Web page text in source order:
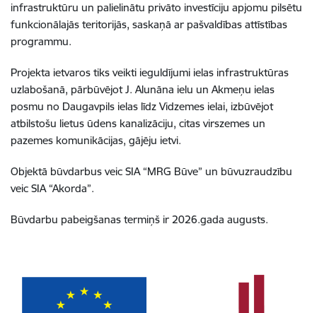
infrastruktūru un palielinātu privāto investīciju apjomu pilsētu
funkcionālajās teritorijās, saskaņā ar pašvaldības attīstības
programmu.
Projekta ietvaros tiks veikti ieguldījumi ielas infrastruktūras
uzlabošanā, pārbūvējot J. Alunāna ielu un Akmeņu ielas
posmu no Daugavpils ielas līdz Vidzemes ielai, izbūvējot
atbilstošu lietus ūdens kanalizāciju, citas virszemes un
pazemes komunikācijas, gājēju ietvi.
Objektā būvdarbus veic SIA “MRG Būve” un būvuzraudzību
veic SIA “Akorda”.
Būvdarbu pabeigšanas termiņš ir 2026.gada augusts.